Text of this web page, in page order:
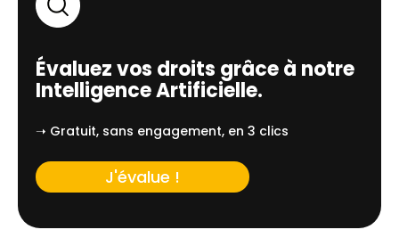
Évaluez vos droits grâce à notre
Intelligence Artificielle.
➝ Gratuit, sans engagement, en 3 clics
J'évalue !